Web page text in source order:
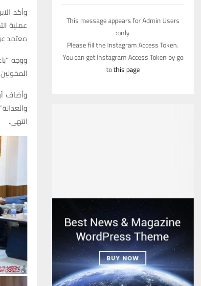
وأكد
عملية
معتمد
ووجه
وأضاف
والعدالة
انتهى.
This message appears for Admin Users
only:
Please fill the Instagram Access Token.
You can get Instagram Access Token by go
tothis page